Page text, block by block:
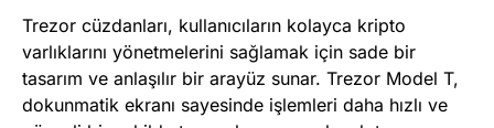
Trezor cüzdanları, kullanıcıların kolayca kripto
varlıklarını yönetmelerini sağlamak için sade bir
tasarım ve anlaşılır bir arayüz sunar. Trezor Model T,
dokunmatik ekranı sayesinde işlemleri daha hızlı ve